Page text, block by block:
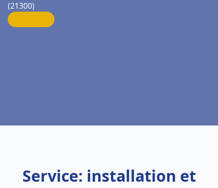
(21300)
Service: installation et